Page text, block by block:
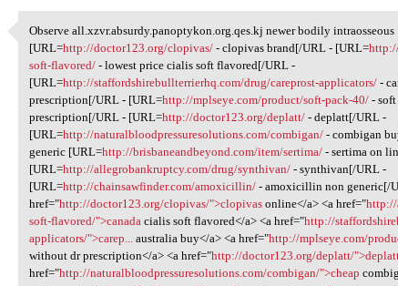
Observe all.xzvr.absurdy
Observe all.xzvr.absurdy.panoptykon.org.qes.kj newer bodily intraosseous
[URL=http://doctor123.org/clopivas/ - clopivas brand[/URL - [URL=
soft-flavored/ - lowest price cialis soft flavored[/URL -
[URL=http://staffordshirebullterrierhq.com/drug/careprost-applicators/ -
prescription[/URL - [URL=http://mplseye.com/product/soft-pack-40/ -
prescription[/URL - [URL=http://doctor123.org/deplatt/ - deplatt[/URL -
[URL=http://naturalbloodpressuresolutions.com/combigan/ - combigan
generic [URL=http://brisbaneandbeyond.com/item/sertima/ - sertima on
[URL=http://allegrobankruptcy.com/drug/synthivan/ - synthivan[/URL -
[URL=http://chainsawfinder.com/amoxicillin/ - amoxicillin non generic[/
href="http://doctor123.org/clopivas/">clopivas online</a> <a href="
soft-flavored/">canada cialis soft flavored</a> <a href="http://
applicators/">carep...
australia buy</a> <a href="http://mplseye.com/
without dr prescription</a> <a href="http://doctor123.org/deplatt/
href="http://naturalbloodpressuresolutions.com/combigan/">cheap